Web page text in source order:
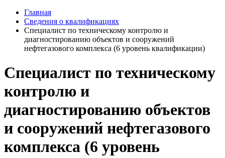
Главная
Сведения о квалификациях
Специалист по техническому контролю и
диагностированию объектов и сооружений
нефтегазового комплекса (6 уровень квалификации)
Специалист по техническому
контролю и
диагностированию объектов
и сооружений нефтегазового
комплекса (6 уровень